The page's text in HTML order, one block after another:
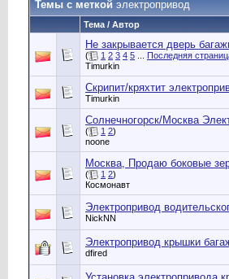
Темы с меткой электропривод
Тема / Автор
Не закрывается дверь
( 1 2 3 4 5 Последняя
Timurkin
Скрипит/кряхтит
Timurkin
Солнечногорск/Москва
( 1 2)
noone
Москва, Продаю боковые
( 1 2)
Космонавт
Электропривод
NickNN
Электропривод крышки
dfired